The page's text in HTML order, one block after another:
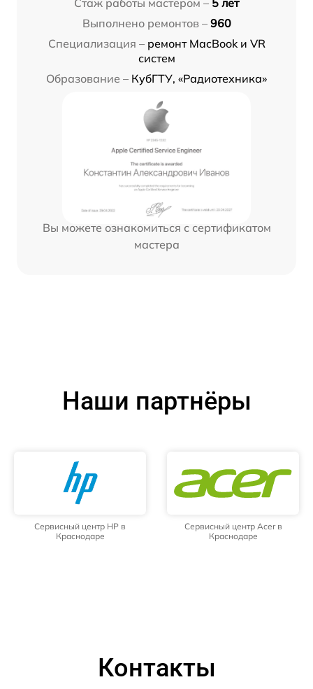
Стаж работы мастером – 5 лет
Выполнено ремонтов – 960
Специализация – ремонт MacBook и VR
систем
Образование – КубГТУ, «Радиотехника»
Вы можете ознакомиться с сертификатом
мастера
Наши партнёры
Сервисный центр HP в
Краснодаре
Сервисный центр Acer в
Краснодаре
Контакты